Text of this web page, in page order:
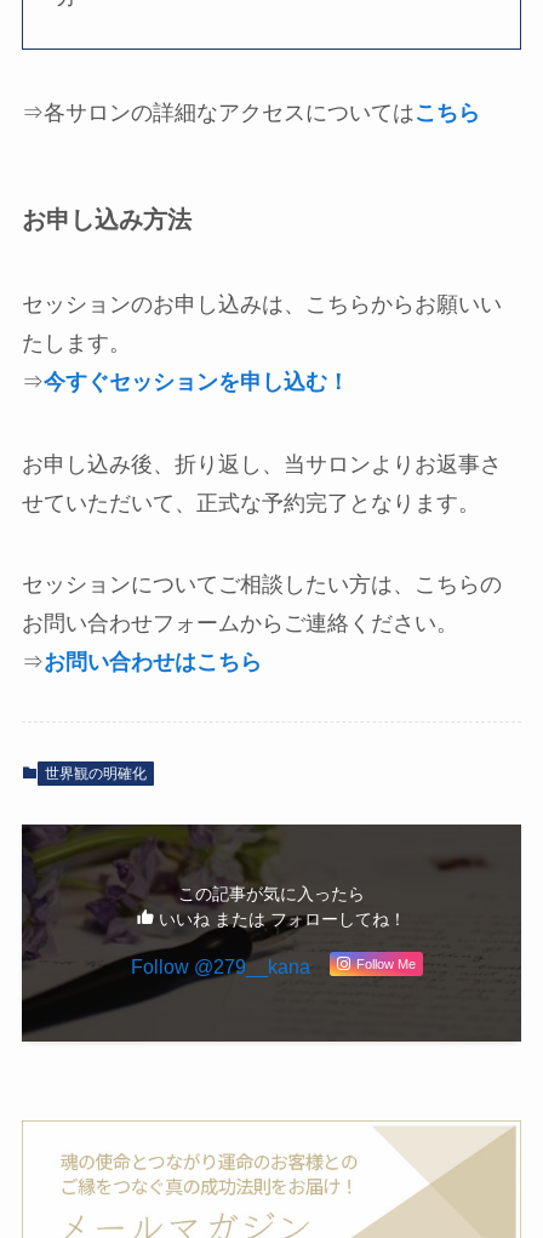
⇒各サロンの詳細なアクセスについてはこちら
お申し込み方法
セッションのお申し込みは、こちらからお願いい
たします。
⇒今すぐセッションを申し込む！
お申し込み後、折り返し、当サロンよりお返事さ
せていただいて、正式な予約完了となります。
セッションについてご相談したい方は、こちらの
お問い合わせフォームからご連絡ください。
⇒お問い合わせはこちら
世界観の明確化
この記事が気に入ったら
いいね または フォローしてね！
Follow @279__kana Follow Me